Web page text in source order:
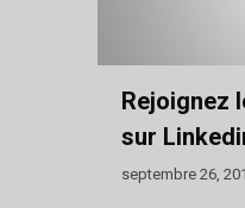
Rejoignez
sur
septembre 26,